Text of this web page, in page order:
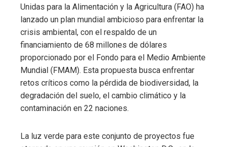
Unidas para la Alimentación y la Agricultura (FAO) ha
lanzado un plan mundial ambicioso para enfrentar la
crisis ambiental, con el respaldo de un
financiamiento de 68 millones de dólares
proporcionado por el Fondo para el Medio Ambiente
Mundial (FMAM). Esta propuesta busca enfrentar
retos críticos como la pérdida de biodiversidad, la
degradación del suelo, el cambio climático y la
contaminación en 22 naciones.
La luz verde para este conjunto de proyectos fue